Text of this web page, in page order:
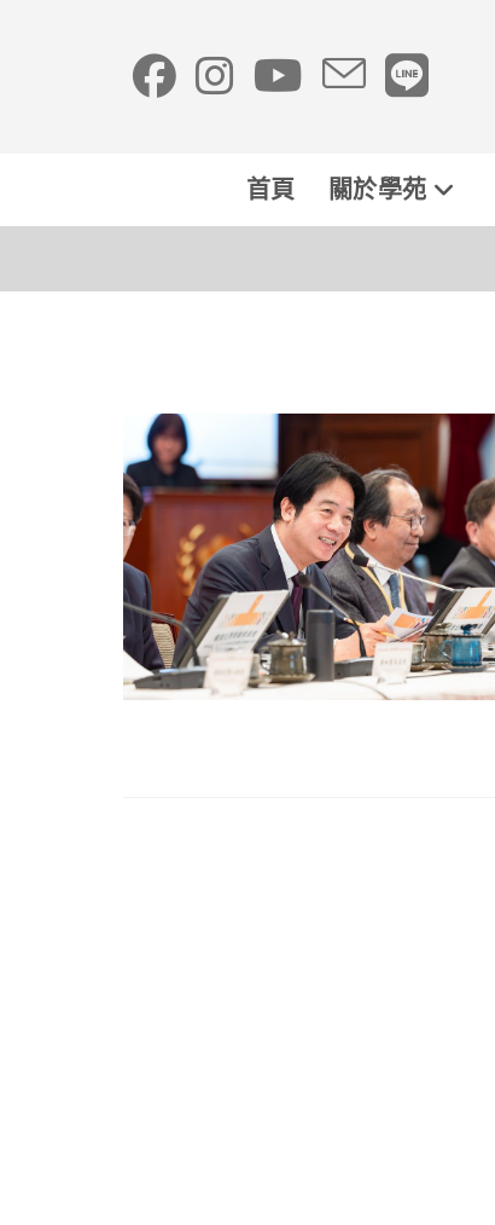
首頁 關於學苑